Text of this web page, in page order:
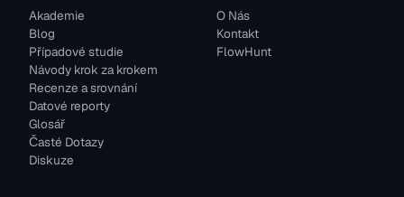
Akademie
Blog
Případové studie
Návody krok za krokem
Recenze a srovnání
Datové reporty
Glosář
Časté Dotazy
Diskuze
O Nás
Kontakt
FlowHunt